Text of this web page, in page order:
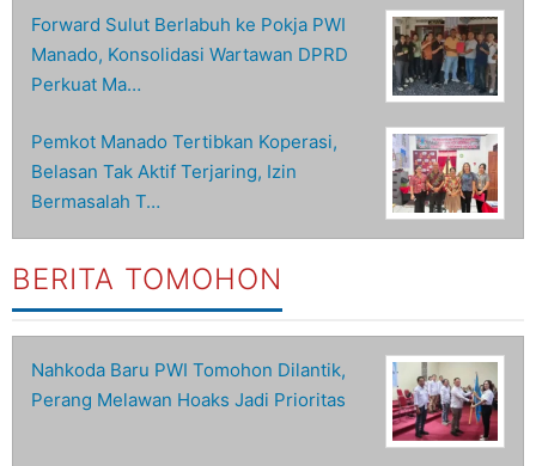
Forward Sulut Berlabuh ke Pokja PWI
Manado, Konsolidasi Wartawan DPRD
Perkuat Ma…
Pemkot Manado Tertibkan Koperasi,
Belasan Tak Aktif Terjaring, Izin
Bermasalah T…
BERITA TOMOHON
Nahkoda Baru PWI Tomohon Dilantik,
Perang Melawan Hoaks Jadi Prioritas